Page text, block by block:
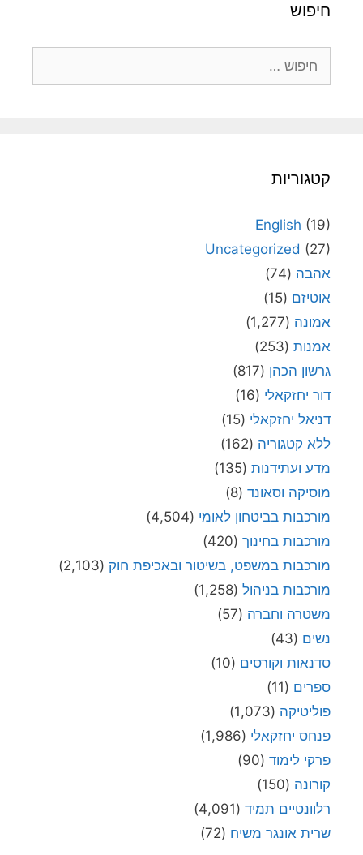
חיפוש
קטגוריות
English (19)
Uncategorized (27)
אהבה (74)
אוטיזם (15)
אמונה (1,277)
אמנות (253)
גרשון הכהן (817)
דור יחזקאלי (16)
דניאל יחזקאלי (15)
ללא קטגוריה (162)
מדע ועתידנות (135)
מוסיקה וסאונד (8)
מורכבות בביטחון לאומי (4,504)
מורכבות בחינוך (420)
מורכבות במשפט, בשיטור ובאכיפת חוק (2,103)
מורכבות בניהול (1,258)
משטרה וחברה (57)
נשים (43)
סדנאות וקורסים (10)
ספרים (11)
פוליטיקה (1,073)
פנחס יחזקאלי (1,986)
פרקי לימוד (90)
קורונה (150)
רלוונטיים תמיד (4,091)
שרית אונגר משיח (72)